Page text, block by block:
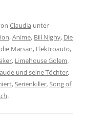
Claudia unter
,Anime, Bill Nighy, Die
Marsan, Elektroauto,
, Limehouse Golem,
und seine Töchter,
,Serienkiller,Song of
.